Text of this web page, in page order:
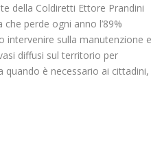
della Coldiretti Ettore Prandini
che perde ogni anno l’89%
intervenire sulla manutenzione e
diffusi sul territorio per
quando è necessario ai cittadini,